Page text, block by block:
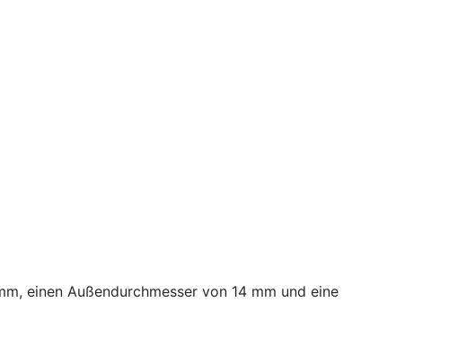
einen Außendurchmesser von 14 mm und eine